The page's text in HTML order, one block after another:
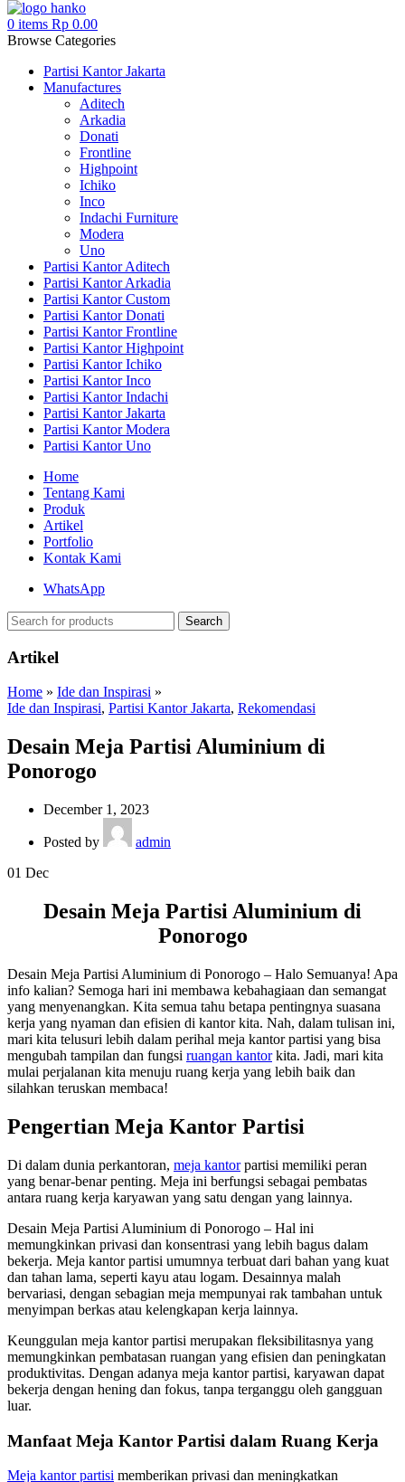
0 items Rp 0.00
Browse Categories
Partisi Kantor Jakarta
Manufactures
Aditech
Arkadia
Donati
Frontline
Highpoint
Ichiko
Inco
Indachi Furniture
Modera
Uno
Partisi Kantor Aditech
Partisi Kantor Arkadia
Partisi Kantor Custom
Partisi Kantor Donati
Partisi Kantor Frontline
Partisi Kantor Highpoint
Partisi Kantor Ichiko
Partisi Kantor Inco
Partisi Kantor Indachi
Partisi Kantor Jakarta
Partisi Kantor Modera
Partisi Kantor Uno
Home
Tentang Kami
Produk
Artikel
Portfolio
Kontak Kami
WhatsApp
Search
Artikel
Home » Ide dan Inspirasi »
Ide dan Inspirasi, Partisi Kantor Jakarta, Rekomendasi
Desain Meja Partisi Aluminium di
Ponorogo
December 1, 2023
Posted by
admin
01 Dec
Desain Meja Partisi Aluminium di
Ponorogo
Desain Meja Partisi Aluminium di Ponorogo – Halo Semuanya! Apa
info kalian? Semoga hari ini membawa kebahagiaan dan semangat
yang menyenangkan. Kita semua tahu betapa pentingnya suasana
kerja yang nyaman dan efisien di kantor kita. Nah, dalam tulisan ini,
mari kita telusuri lebih dalam perihal meja kantor partisi yang bisa
mengubah tampilan dan fungsi ruangan kantorkita. Jadi, mari kita
mulai perjalanan kita menuju ruang kerja yang lebih baik dan
silahkan teruskan membaca!
Pengertian Meja Kantor Partisi
Di dalam dunia perkantoran, meja kantorpartisi memiliki peran
yang benar-benar penting. Meja ini berfungsi sebagai pembatas
antara ruang kerja karyawan yang satu dengan yang lainnya.
Desain Meja Partisi Aluminium di Ponorogo – Hal ini
memungkinkan privasi dan konsentrasi yang lebih bagus dalam
bekerja. Meja kantor partisi umumnya terbuat dari bahan yang kuat
dan tahan lama, seperti kayu atau logam. Desainnya malah
bervariasi, dengan sebagian meja mempunyai rak tambahan untuk
menyimpan berkas atau kelengkapan kerja lainnya.
Keunggulan meja kantor partisi merupakan fleksibilitasnya yang
memungkinkan pembatasan ruangan yang efisien dan peningkatan
produktivitas. Dengan adanya meja kantor partisi, karyawan dapat
bekerja dengan hening dan fokus, tanpa terganggu oleh gangguan
luar.
Manfaat Meja Kantor Partisi dalam Ruang Kerja
Meja kantor partisi memberikan privasi dan meningkatkan